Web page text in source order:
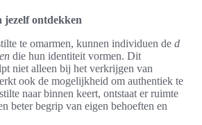
jezelf ontdekken
te omarmen, kunnen individuen de d
die hun identiteit vormen. Dit
niet alleen bij het verkrijgen van
ook de mogelijkheid om authentiek te
naar binnen keert, ontstaat er ruimte
beter begrip van eigen behoeften en